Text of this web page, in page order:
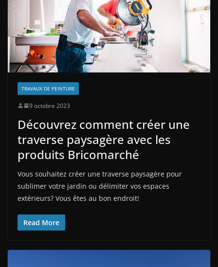
TRAVAUX DE PEINTURE
9 octobre 2023
Découvrez comment créer une
traverse paysagère avec les
produits Bricomarché
Vous souhaitez créer une traverse paysagère pour
sublimer votre jardin ou délimiter vos espaces
extérieurs? Vous êtes au bon endroit!
Read More